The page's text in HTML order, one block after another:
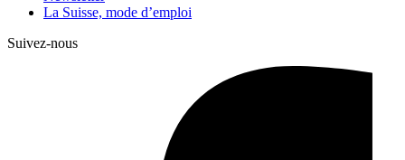
La Suisse, mode d’emploi
Suivez-nous